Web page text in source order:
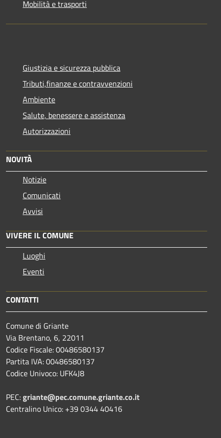
Mobilità e trasporti
Giustizia e sicurezza pubblica
Tributi,finanze e contravvenzioni
Ambiente
Salute, benessere e assistenza
Autorizzazioni
NOVITÀ
Notizie
Comunicati
Avvisi
VIVERE IL COMUNE
Luoghi
Eventi
CONTATTI
Comune di Griante
Via Brentano, 6, 22011
Codice Fiscale: 00486580137
Partita IVA: 00486580137
Codice Univoco: UFK4J8
PEC:griante@pec.comune.griante.co.it
Centralino Unico: +39 0344 40416